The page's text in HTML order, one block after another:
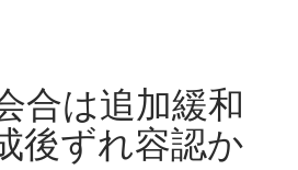
合は追加緩和
後ずれ容認か